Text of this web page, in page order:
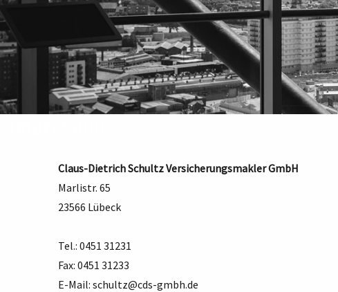
Claus-Dietrich Schultz Versicherungsmakler GmbH
Marlistr. 65
23566 Lübeck
Tel.: 0451 31231
Fax: 0451 31233
E-Mail: schultz@cds-gmbh.de